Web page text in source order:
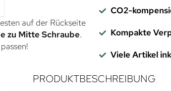
auf der Rückseite
zu Mitte Schraube.
CO2-
Kompakte
Viele Artikel
PRODUKTBESCHREIBUNG